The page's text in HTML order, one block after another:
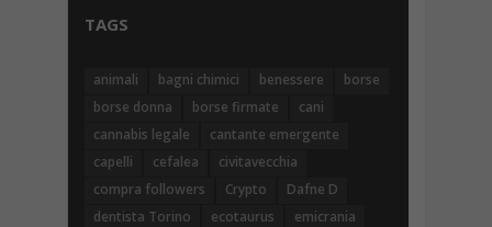
TAGS
animali bagni chimici benessere
borse
borse donna
borse firmate
cani
cannabis legale
cantante emergente
capelli
cefalea
civitavecchia
compra followers
Crypto
Dafne D
dentista Torino
ecotaurus
emicrania